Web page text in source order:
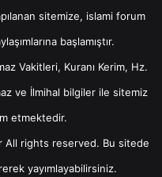
sitemize, islami forum
başlamıştır.
Vakitleri, Kuranı Kerim, Hz.
ve İlmihal bilgiler ile sitemiz
etmektedir.
rights reserved. Bu sitede
yayımlayabilirsiniz.